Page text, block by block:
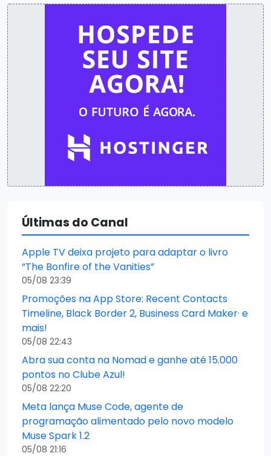
Últimas do Canal
Apple TV deixa projeto para adaptar o livro
“The Bonfire of the Vanities”
05/08 23:39
Promoções na App Store: Recent Contacts
Timeline, Black Border 2, Business Card Maker· e
mais!
05/08 22:43
Abra sua conta na Nomad e ganhe até 15.000
pontos no Clube Azul!
05/08 22:20
Meta lança Muse Code, agente de
programação alimentado pelo novo modelo
Muse Spark 1.2
05/08 21:16